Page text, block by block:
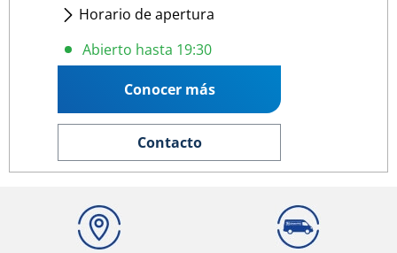
Horario de apertura
Lunes- Viernes:09:00 13:15
Abierto hasta 19:30
Conocer más
Contacto